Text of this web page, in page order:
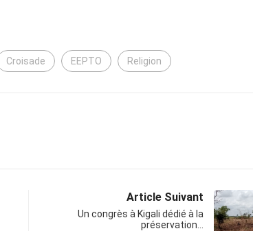
Croisade EEPTO Religion
Article Suivant
Un congrès à Kigali dédié à la
préservation…